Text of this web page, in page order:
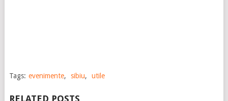
Tags: evenimente, sibiu, utile
RELATED POSTS